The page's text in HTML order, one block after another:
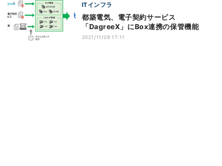
ITインフラ
都築電気、電子契約サービス
「DagreeX」にBox連携の保管機能
2021/11/09 17:11